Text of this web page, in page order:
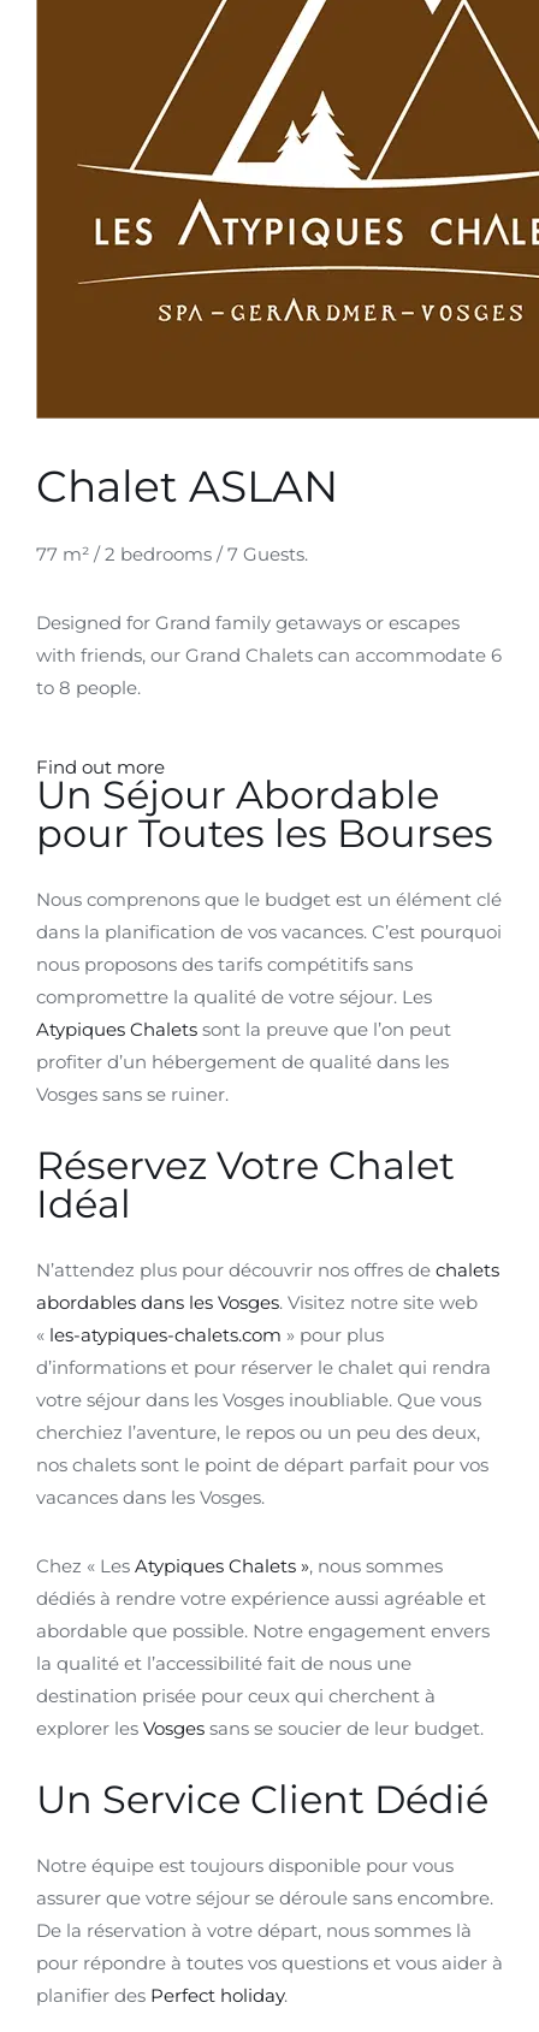
Chalet ASLAN
77 m² / 2 bedrooms / 7 Guests.
Designed for Grand family getaways or escapes
with friends, our Grand Chalets can accommodate 6
to 8 people.
Find out more
Un Séjour Abordable
pour Toutes les Bourses
Nous comprenons que le budget est un élément clé
dans la planification de vos vacances. C’est pourquoi
nous proposons des tarifs compétitifs sans
compromettre la qualité de votre séjour. Les
Atypiques Chalets sont la preuve que l’on peut
profiter d’un hébergement de qualité dans les
Vosges sans se ruiner.
Réservez Votre Chalet
Idéal
N’attendez plus pour découvrir nos offres de chalets
abordables dans les Vosges. Visitez notre site web
« les-atypiques-chalets.com » pour plus
d’informations et pour réserver le chalet qui rendra
votre séjour dans les Vosges inoubliable. Que vous
cherchiez l’aventure, le repos ou un peu des deux,
nos chalets sont le point de départ parfait pour vos
vacances dans les Vosges.
Chez « Les Atypiques Chalets », nous sommes
dédiés à rendre votre expérience aussi agréable et
abordable que possible. Notre engagement envers
la qualité et l’accessibilité fait de nous une
destination prisée pour ceux qui cherchent à
explorer les Vosges sans se soucier de leur budget.
Un Service Client Dédié
Notre équipe est toujours disponible pour vous
assurer que votre séjour se déroule sans encombre.
De la réservation à votre départ, nous sommes là
pour répondre à toutes vos questions et vous aider à
planifier des Perfect holiday.